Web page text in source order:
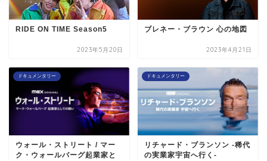
RIDE ON TIME Season5
2023年5月20日
ブレネー・ブラウン 心の地図
2023年4月21日
ドキュメンタリー
ウォール・ストリート / マー
ク・ウォールバーグ起業家と
ドキュメンタリー
リチャード・ブランソン -稀代
の実業家宇宙へ行く-